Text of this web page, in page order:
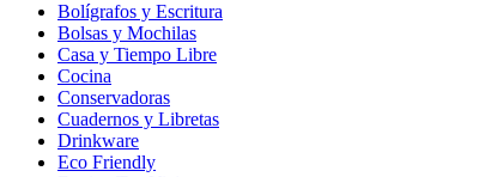
Bolígrafos y Escritura
Bolsas y Mochilas
Casa y Tiempo Libre
Cocina
Conservadoras
Cuadernos y Libretas
Drinkware
Eco Friendly